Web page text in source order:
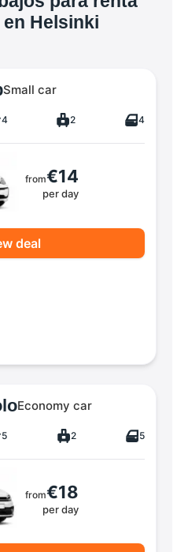
Helsinki
Small car
4 2 4
from€14
per day
deal
Economy car
5 2 5
from€18
per day